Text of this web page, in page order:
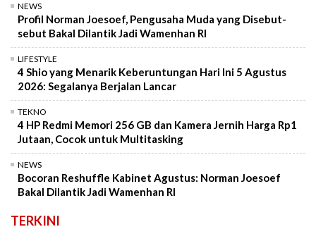
NEWS
Profil Norman Joesoef, Pengusaha Muda yang Disebut-
sebut Bakal Dilantik Jadi Wamenhan RI
LIFESTYLE
4 Shio yang Menarik Keberuntungan Hari Ini 5 Agustus
2026: Segalanya Berjalan Lancar
TEKNO
4 HP Redmi Memori 256 GB dan Kamera Jernih Harga Rp1
Jutaan, Cocok untuk Multitasking
NEWS
Bocoran Reshuffle Kabinet Agustus: Norman Joesoef
Bakal Dilantik Jadi Wamenhan RI
TERKINI